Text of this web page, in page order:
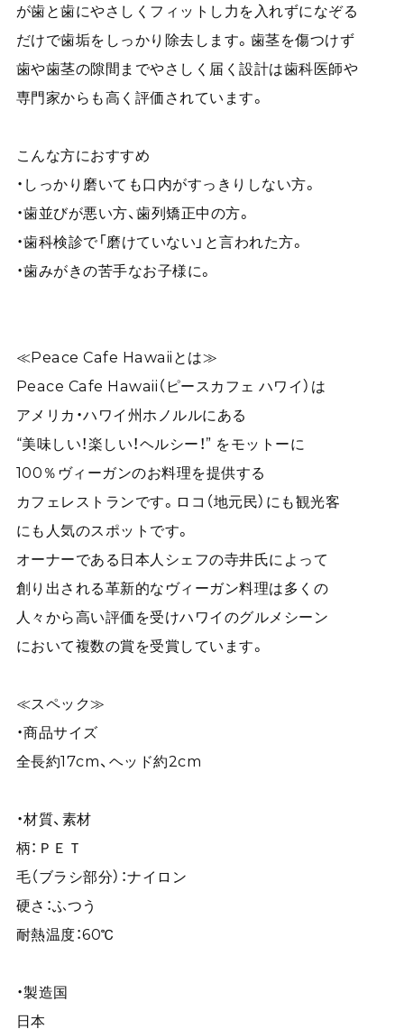
が歯と歯にやさしくフィットし力を入れずになぞる
だけで歯垢をしっかり除去します。歯茎を傷つけず
歯や歯茎の隙間までやさしく届く設計は歯科医師や
専門家からも高く評価されています。
こんな方におすすめ
・しっかり磨いても口内がすっきりしない方。
・歯並びが悪い方、歯列矯正中の方。
・歯科検診で「磨けていない」と言われた方。
・歯みがきの苦手なお子様に。
≪Peace Cafe Hawaiiとは≫
Peace Cafe Hawaii（ピースカフェ ハワイ）は
アメリカ・ハワイ州ホノルルにある
“美味しい！楽しい！ヘルシー！” をモットーに
100％ヴィーガンのお料理を提供する
カフェレストランです。ロコ（地元民）にも観光客
にも人気のスポットです。
オーナーである日本人シェフの寺井氏によって
創り出される革新的なヴィーガン料理は多くの
人々から高い評価を受けハワイのグルメシーン
において複数の賞を受賞しています。
≪スペック≫
・商品サイズ
全長約17cm、ヘッド約2cm
・材質、素材
柄：ＰＥＴ
毛（ブラシ部分）：ナイロン
硬さ：ふつう
耐熱温度：60℃
・製造国
日本